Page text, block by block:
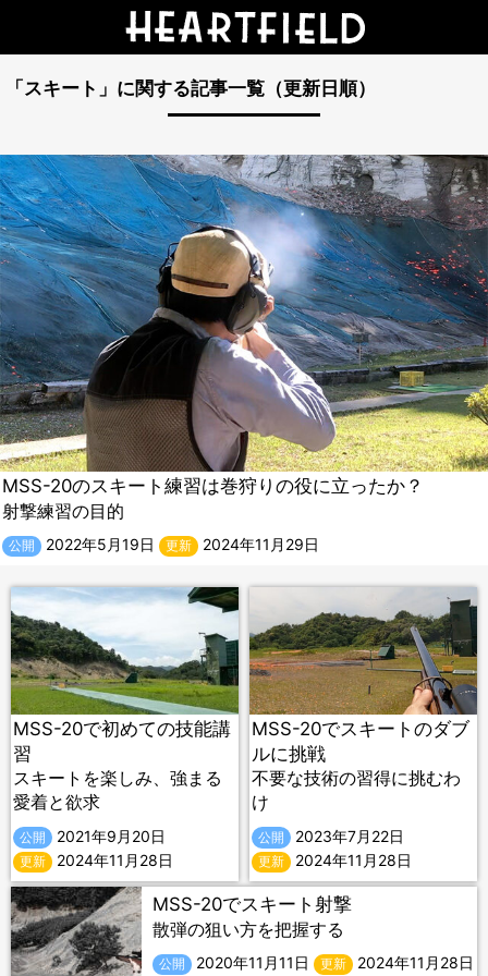
「スキート」に関する記事一覧（更新日順）
MSS-20のスキート練習は巻狩りの役に立ったか？
射撃練習の目的
公開 2022年5月19日 更新 2024年11月29日
MSS-20で初めての技能講
習
スキートを楽しみ、強まる
愛着と欲求
公開 2021年9月20日
更新 2024年11月28日
MSS-20でスキートのダブ
ルに挑戦
不要な技術の習得に挑むわ
け
公開 2023年7月22日
更新 2024年11月28日
MSS-20でスキート射撃
散弾の狙い方を把握する
公開 2020年11月11日 更新 2024年11月28日